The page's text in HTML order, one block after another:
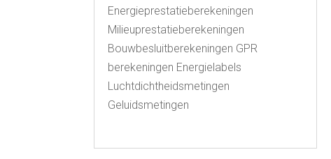
Energieprestatieberekeningen
Milieuprestatieberekeningen
Bouwbesluitberekeningen GPR
berekeningen Energielabels
Luchtdichtheidsmetingen
Geluidsmetingen